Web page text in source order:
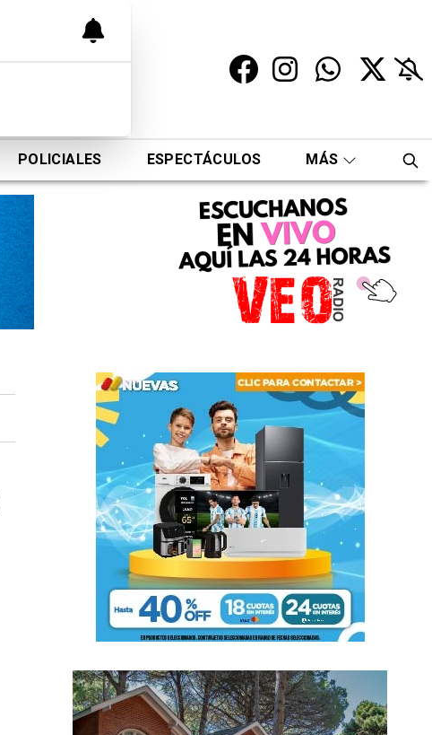
POLICIALES ESPECTÁCULOS MÁS